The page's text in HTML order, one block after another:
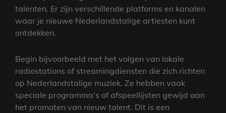
talenten. Er zijn verschillende platforms en kanalen
waar je nieuwe Nederlandstalige artiesten kunt
ontdekken.
Begin bijvoorbeeld met het volgen van lokale
radiostations of streamingdiensten die zich richten
op Nederlandstalige muziek. Ze hebben vaak
speciale programma’s of afspeellijsten gewijd aan
het promoten van nieuw talent. Dit is een